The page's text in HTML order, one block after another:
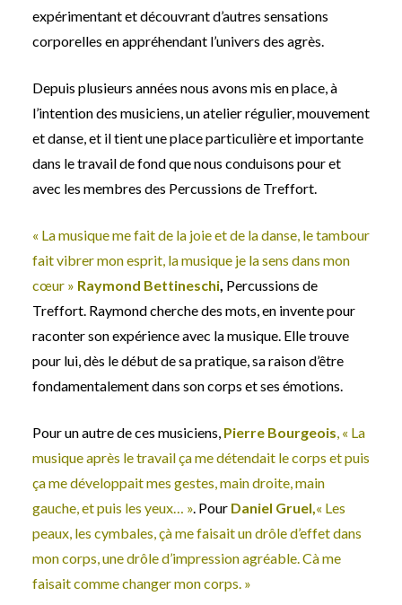
expérimentant et découvrant d’autres sensations
corporelles en appréhendant l’univers des agrès.
Depuis plusieurs années nous avons mis en place, à
l’intention des musiciens, un atelier régulier, mouvement
et danse, et il tient une place particulière et importante
dans le travail de fond que nous conduisons pour et
avec les membres des Percussions de Treffort.
« La musique me fait de la joie et de la danse, le tambour
fait vibrer mon esprit, la musique je la sens dans mon
cœur » Raymond Bettineschi, Percussions de
Treffort. Raymond cherche des mots, en invente pour
raconter son expérience avec la musique. Elle trouve
pour lui, dès le début de sa pratique, sa raison d’être
fondamentalement dans son corps et ses émotions.
Pour un autre de ces musiciens, Pierre Bourgeois , « La
musique après le travail ça me détendait le corps et puis
ça me développait mes gestes, main droite, main
gauche, et puis les yeux… ». Pour Daniel Gruel, « Les
peaux, les cymbales, çà me faisait un drôle d’effet dans
mon corps, une drôle d’impression agréable. Cà me
faisait comme changer mon corps. »